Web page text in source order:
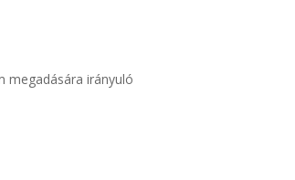
megadására irányuló